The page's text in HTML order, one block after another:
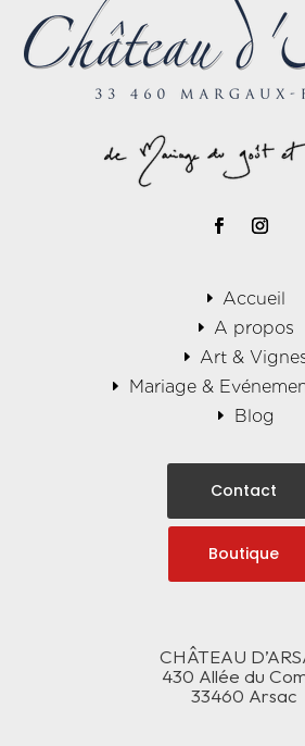
Accueil
A propos
Art &
Mariage &
Blog
Contact
Boutique
CHÂTEAU
430 Allée du
33460 Arsac